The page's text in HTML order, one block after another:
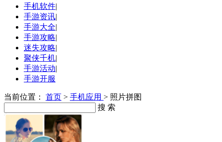
手机软件|
手游资讯|
手游大全|
手游攻略|
迷失攻略|
聚侠千机|
手游活动|
手游开服
当前位置： 首页 > 手机应用 > 照片拼图
搜 索